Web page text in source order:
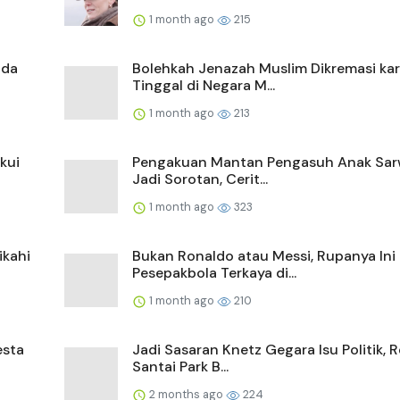
1 month ago 215
Bolehkah Jenazah Muslim Dikremasi
Tinggal di Negara M...
1 month ago 213
Pengakuan Mantan Pengasuh Anak
Jadi Sorotan, Cerit...
1 month ago 323
Bukan Ronaldo atau Messi, Rupanya Ini
Pesepakbola Terkaya di...
1 month ago 210
Jadi Sasaran Knetz Gegara Isu Politik,
Santai Park B...
2 months ago 224